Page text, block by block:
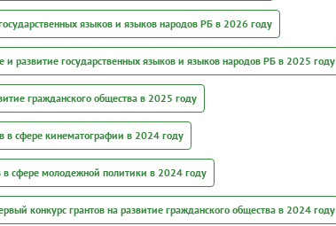
языков и языков народов РБ в 2026 году
и развитие государственных языков и языков народов РБ в 2025 году
гражданского общества в 2025 году
в сфере кинематографии в 2024 году
в сфере молодежной политики в 2024 году
конкурс грантов на развитие гражданского общества в 2024 году